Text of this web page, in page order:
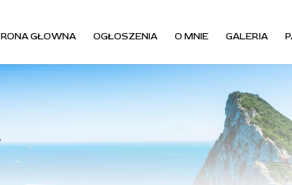
GŁOWNA OGŁOSZENIA O MNIE GALERIA